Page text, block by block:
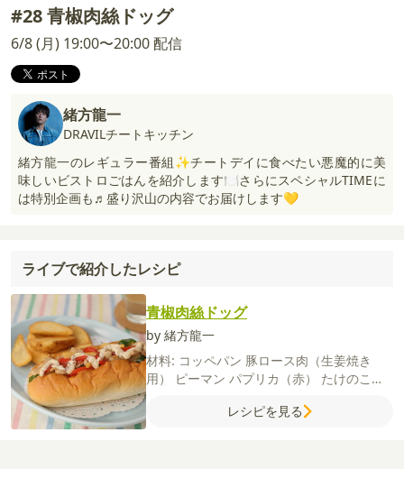
#28 青椒肉絲ドッグ
6/8 (月) 19:00〜20:00 配信
緒方龍一
DRAVILチートキッチン
緒方龍一のレギュラー番組✨チートデイに食べたい悪魔的に美
味しいビストロごはんを紹介します🍽️さらにスペシャルTIMEに
は特別企画も♬盛り沢山の内容でお届けします💛
ライブで紹介したレシピ
青椒肉絲ドッグ
by 緒方龍一
材料: コッペパン 豚ロース肉（生姜焼き
用）
ピーマン パプリカ（赤） たけのこ
（すりおろし）にんにく（すりおろし）
レシピを見る